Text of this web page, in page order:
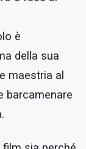
è
della sua
maestria al
barcamenare